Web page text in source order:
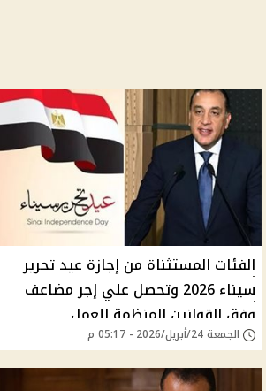
الفئات المستثناة من إجازة عيد تحرير
سيناء 2026 وتحصل علي إجر مضاعف
وفق القوانين المنظمة للعمل
الجمعة 24/أبريل/2026 - 05:17 م